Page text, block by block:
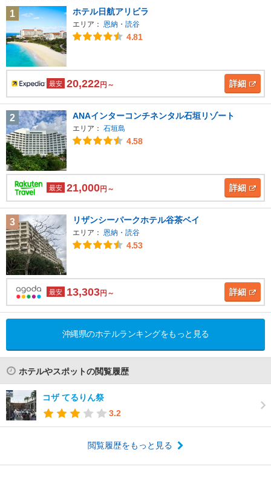
1
ホテル日航アリビラ
エリア： 恩納・読谷
4.81
最安 20,222円～ 詳細
2 ANAインターコンチネンタル石垣リゾート
エリア： 石垣島
4.58
最安 21,000円～ 詳細
3 リザンシーパークホテル谷茶ベイ
エリア： 恩納・読谷
4.53
最安 13,303円～ 詳細
沖縄県のホテルランキングをもっと見る
ホテルやスポットの閲覧履歴
コザ てるりん祭
3.2
閲覧履歴をもっと見る